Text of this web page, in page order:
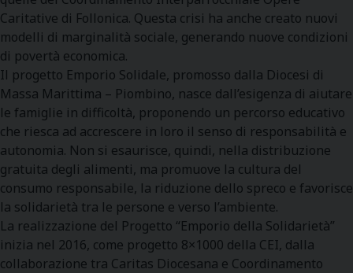
Caritative di Follonica. Questa crisi ha anche creato nuovi
modelli di marginalità sociale, generando nuove condizioni
di povertà economica.
Il progetto Emporio Solidale, promosso dalla Diocesi di
Massa Marittima – Piombino, nasce dall’esigenza di aiutare
le famiglie in difficoltà, proponendo un percorso educativo
che riesca ad accrescere in loro il senso di responsabilità e
autonomia. Non si esaurisce, quindi, nella distribuzione
gratuita degli alimenti, ma promuove la cultura del
consumo responsabile, la riduzione dello spreco e favorisce
la solidarietà tra le persone e verso l’ambiente.
La realizzazione del Progetto “Emporio della Solidarietà”
inizia nel 2016, come progetto 8×1000 della CEI, dalla
collaborazione tra Caritas Diocesana e Coordinamento